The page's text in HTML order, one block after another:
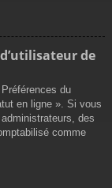
de
du
en ligne ». Si vous
des
comme